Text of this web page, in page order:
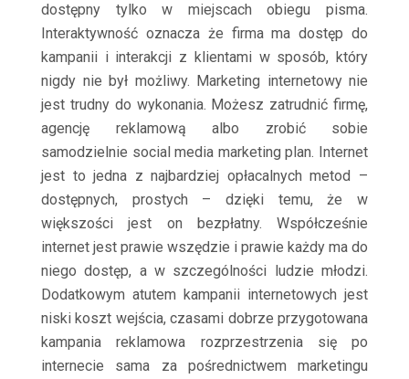
dostępny tylko w miejscach obiegu pisma.
Interaktywność oznacza że firma ma dostęp do
kampanii i interakcji z klientami w sposób, który
nigdy nie był możliwy. Marketing internetowy nie
jest trudny do wykonania. Możesz zatrudnić firmę,
agencję reklamową albo zrobić sobie
samodzielnie social media marketing plan. Internet
jest to jedna z najbardziej opłacalnych metod –
dostępnych, prostych – dzięki temu, że w
większości jest on bezpłatny. Współcześnie
internet jest prawie wszędzie i prawie każdy ma do
niego dostęp, a w szczególności ludzie młodzi.
Dodatkowym atutem kampanii internetowych jest
niski koszt wejścia, czasami dobrze przygotowana
kampania reklamowa rozprzestrzenia się po
internecie sama za pośrednictwem marketingu